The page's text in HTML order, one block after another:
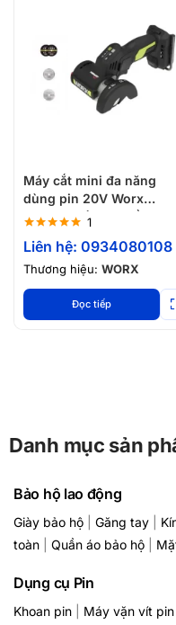
Máy cắt mini đa năng
dùng pin 20V Worx
WU802.9 (Chưa gồm pin
Được xếp
hạng5.005
sao
1
Liên hệ: 0934080108
Thương hiệu: WORX
Đọc tiếp
Danh mục sản
Bảo hộ lao động
Giày bảo hộ Găng tay
toàn
Quần áo bảo hộ
Dụng cụ Pin
Khoan pin Máy vặn vít pin